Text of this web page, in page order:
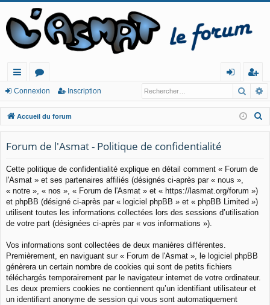
ac
co
ur
cis
or
u
m
s
n
ne
o
n
ns
cri
pt
n
Connexion Inscription
Accueil du forum
Forum de l'Asmat - Politique de confidentialité
Cette politique de confidentialité explique en détail comment « Forum de
l'Asmat » et ses partenaires affiliés (désignés ci-après par « nous »,
« notre », « nos », « Forum de l'Asmat » et « https://lasmat.org/forum »)
et phpBB (désigné ci-après par « logiciel phpBB » et « phpBB Limited »)
utilisent toutes les informations collectées lors des sessions d’utilisation
de votre part (désignées ci-après par « vos informations »).
Vos informations sont collectées de deux manières différentes.
Premièrement, en naviguant sur « Forum de l'Asmat », le logiciel phpBB
génèrera un certain nombre de cookies qui sont de petits fichiers
téléchargés temporairement par le navigateur internet de votre ordinateur.
Les deux premiers cookies ne contiennent qu’un identifiant utilisateur et
un identifiant anonyme de session qui vous sont automatiquement